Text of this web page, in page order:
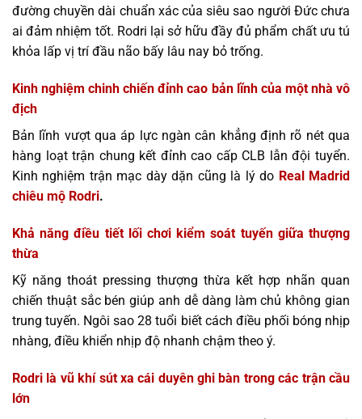
đường chuyền dài chuẩn xác của siêu sao người Đức chưa
ai đảm nhiệm tốt. Rodri lại sở hữu đầy đủ phẩm chất ưu tú
khỏa lấp vị trí đầu não bấy lâu nay bỏ trống.
Kinh nghiệm chinh chiến đỉnh cao bản lĩnh của một nhà vô
địch
Bản lĩnh vượt qua áp lực ngàn cân khẳng định rõ nét qua
hàng loạt trận chung kết đỉnh cao cấp CLB lẫn đội tuyển.
Kinh nghiệm trận mạc dày dặn cũng là lý do Real Madrid
chiêu mộ Rodri.
Khả năng điều tiết lối chơi kiểm soát tuyến giữa thượng
thừa
Kỹ năng thoát pressing thượng thừa kết hợp nhãn quan
chiến thuật sắc bén giúp anh dễ dàng làm chủ không gian
trung tuyến. Ngôi sao 28 tuổi biết cách điều phối bóng nhịp
nhàng, điều khiển nhịp độ nhanh chậm theo ý.
Rodri là vũ khí sút xa cái duyên ghi bàn trong các trận cầu
lớn